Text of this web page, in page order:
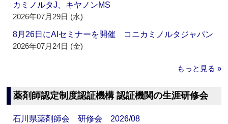
カミノルタJ、キヤノンMS
2026年07月29日 (水)
8月26日にAIセミナーを開催 コニカミノルタジャパン
2026年07月24日 (金)
もっと見る »
薬剤師認定制度認証機構 認証機関の生涯研修会
石川県薬剤師会 研修会 2026/08